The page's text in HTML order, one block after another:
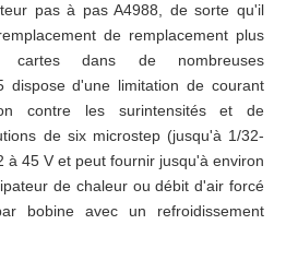
pas à pas A4988, de sorte qu'il
de remplacement plus
cartes dans de nombreuses
dispose d'une limitation de courant
contre les surintensités et de
de six microstep (jusqu'à 1/32-
à 45 V et peut fournir jusqu'à environ
de chaleur ou débit d'air forcé
bobine avec un refroidissement